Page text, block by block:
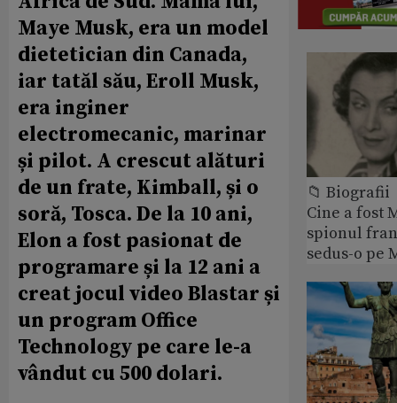
Maye Musk, era un model
dietetician din Canada,
iar tatăl său, Eroll Musk,
era inginer
electromecanic, marinar
și pilot. A crescut alături
de un frate, Kimball, și o
soră, Tosca. De la 10 ani,
Elon a fost pasionat de
programare și la 12 ani a
creat jocul video Blastar și
un program Office
Technology pe care le-a
vândut cu 500 dolari.
📁 Biografii
Cine a fost
spionul
sedus-o pe